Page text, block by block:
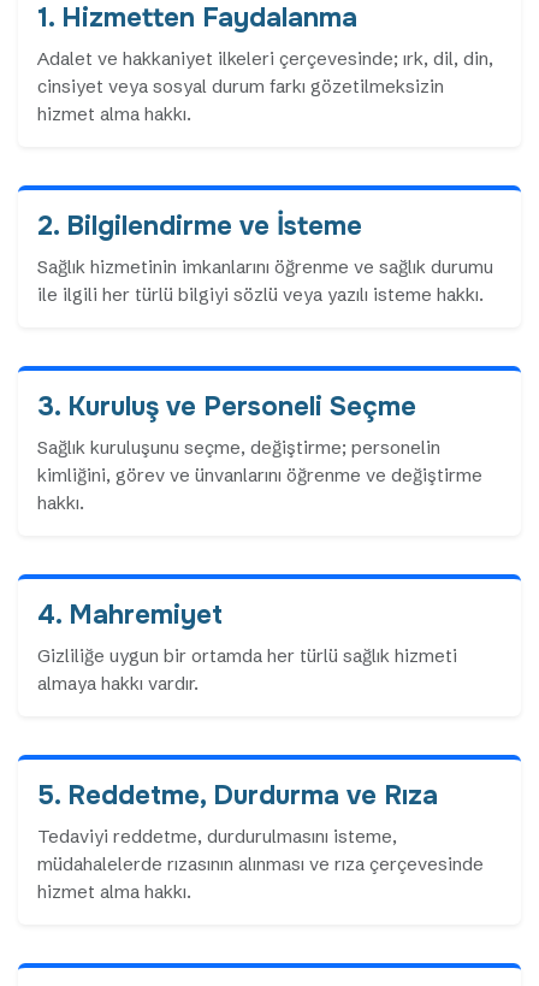
1. Hizmetten Faydalanma
Adalet ve hakkaniyet ilkeleri çerçevesinde; ırk, dil, din,
cinsiyet veya sosyal durum farkı gözetilmeksizin
hizmet alma hakkı.
2. Bilgilendirme ve İsteme
Sağlık hizmetinin imkanlarını öğrenme ve sağlık durumu
ile ilgili her türlü bilgiyi sözlü veya yazılı isteme hakkı.
3. Kuruluş ve Personeli Seçme
Sağlık kuruluşunu seçme, değiştirme; personelin
kimliğini, görev ve ünvanlarını öğrenme ve değiştirme
hakkı.
4. Mahremiyet
Gizliliğe uygun bir ortamda her türlü sağlık hizmeti
almaya hakkı vardır.
5. Reddetme, Durdurma ve Rıza
Tedaviyi reddetme, durdurulmasını isteme,
müdahalelerde rızasının alınması ve rıza çerçevesinde
hizmet alma hakkı.